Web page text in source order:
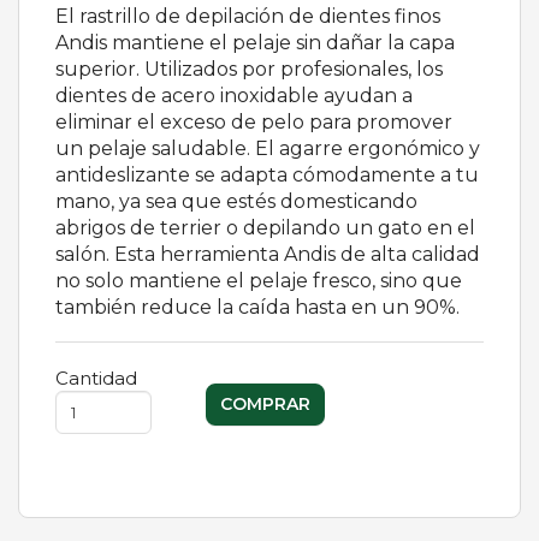
El rastrillo de depilación de dientes finos
Andis mantiene el pelaje sin dañar la capa
superior. Utilizados por profesionales, los
dientes de acero inoxidable ayudan a
eliminar el exceso de pelo para promover
un pelaje saludable. El agarre ergonómico y
antideslizante se adapta cómodamente a tu
mano, ya sea que estés domesticando
abrigos de terrier o depilando un gato en el
salón. Esta herramienta Andis de alta calidad
no solo mantiene el pelaje fresco, sino que
también reduce la caída hasta en un 90%.
Cantidad